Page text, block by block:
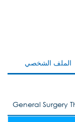
الملف الشخصي
General Surgery